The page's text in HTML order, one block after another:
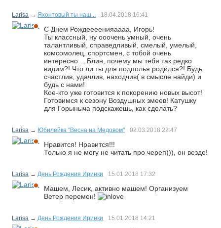
Larisa →Яхонтовый ты наш... 18.04.2018 16:41
С Днем Рождеееенияаааа, Игорь!
Ты классный, ну ооочень умный, очень
талантливый, справедливый, смелый, умелый,
комсомолец, спортсмен, с тобой очень
интересно… Блин, почему мы тебя так редко
видим?! Что ли ты для подполья родился?! Будь
счастлив, удачлив, находчив( в смысле найди) и
будь с нами!
Кое-кто уже готовится к покорению новых высот!
Готовимся к сезону Воздушных змеев! Катушку
для Горыныча подскажешь, как сделать?
Larisa → Юбилейка "Весна на Медовом" 02.03.2018 22:47
Нравится! Нравится!!!
Только я не могу не читать про череп))), он везде!
Larisa →День Рождения Иринки 15.01.2018 17:32
Машем, Лесик, активно машем! Организуем
Ветер перемен!
Larisa →День Рождения Иринки 15.01.2018 14:21